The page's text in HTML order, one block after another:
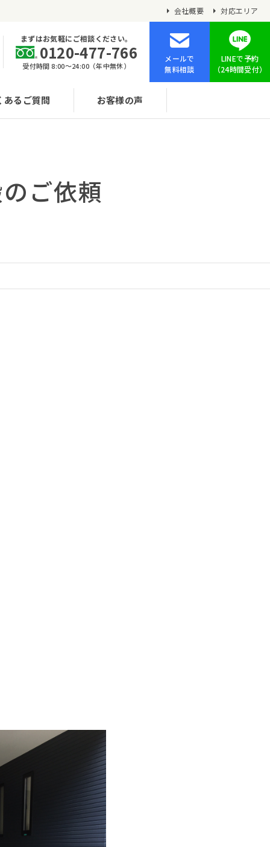
会社概要 対応エリア
まずはお気軽にご相談ください。
0120-477-766
受付時間 8:00〜24:00（年中無休）
メールで
無料相談
LINEで予約
（24時間受付）
あるご質問 お客様の声
ご依頼